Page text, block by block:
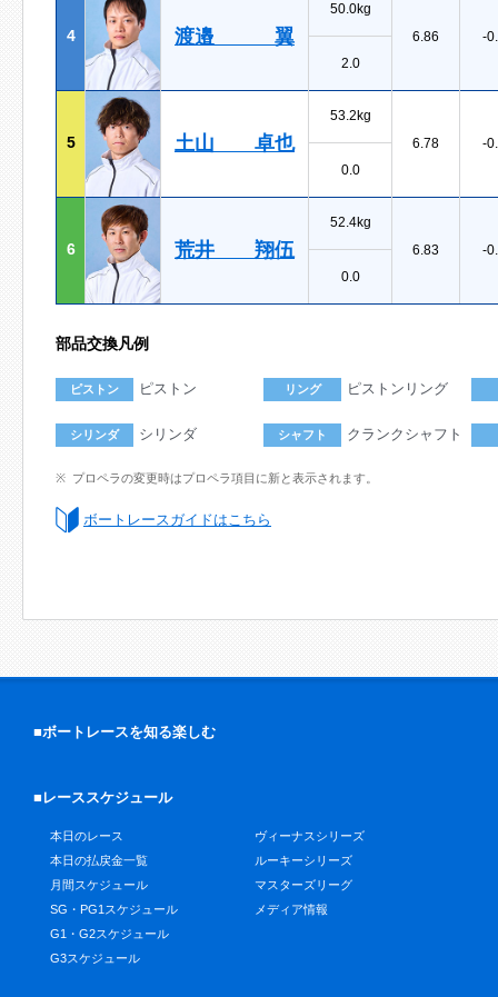
4 渡邉 翼
50.0kg
6.86
-
2.0
5 土山 卓也
53.2kg
6.78
-
0.0
6 荒井 翔伍
52.4kg
6.83
-
0.0
部品交換凡例
ピストン ピストン リング ピストンリング
シリンダ シリンダ シャフト クランクシャフト
プロペラの変更時はプロペラ項目に新と表示されます。
ボートレースガイドはこちら
■ボートレースを知る楽しむ
■レーススケジュール
本日のレース
本日の払戻金一覧
月間スケジュール
SG・PG1スケジュール
G1・G2スケジュール
G3スケジュール
ヴィーナスシリーズ
ルーキーシリーズ
マスターズリーグ
メディア情報